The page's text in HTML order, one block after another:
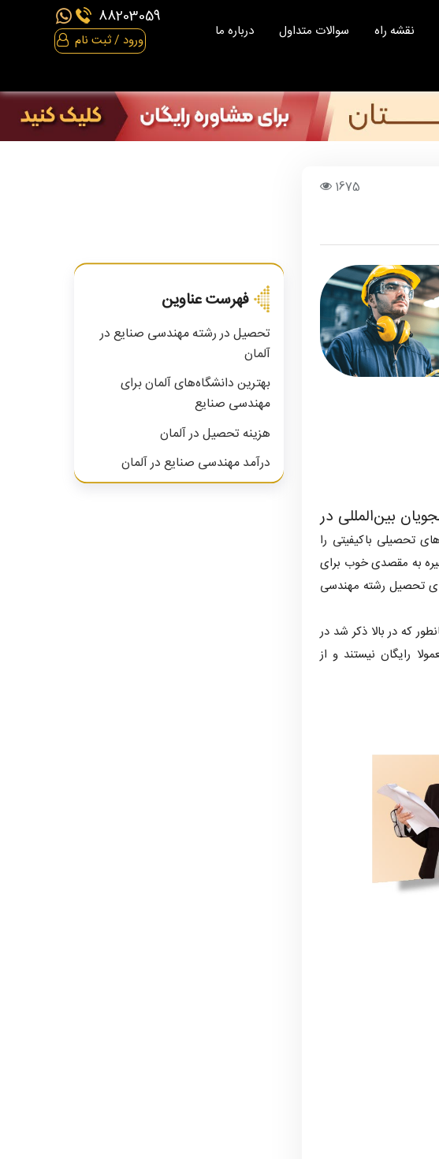
نقشه راه سوالات متداول
درباره ما
88203059
ورود / ثبت نام
فهرست عناوین
تحصیل در رشته مهندسی صنایع در
آلمان
بهترین دانشگاه‌های آلمان برای
مهندسی صنایع
هزینه تحصیل در آلمان
درآمد مهندسی صنایع در آلمان
1675
بین‌المللی در
تحصیلی باکیفیتی را
غیره به مقصدی خوب برای
تحصیل رشته مهندسی
که در بالا ذکر شد در
رایگان نیستند و از